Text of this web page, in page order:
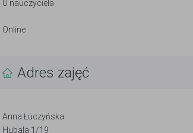
U nauczyciela
Online
Adres zajęć
Anna Łuczyńska
Hubala 1/19